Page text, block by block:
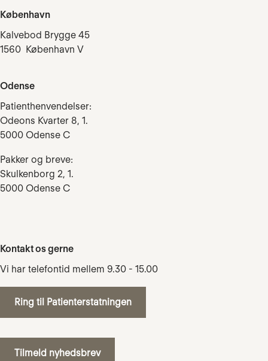
København
Kalvebod Brygge 45
1560 København V
Odense
Patienthenvendelser:
Odeons Kvarter 8, 1.
5000 Odense C
Pakker og breve:
Skulkenborg 2, 1.
5000 Odense C
Kontakt os gerne
Vi har telefontid mellem 9.30 - 15.00
Ring til Patienterstatningen
Tilmeld nyhedsbrev